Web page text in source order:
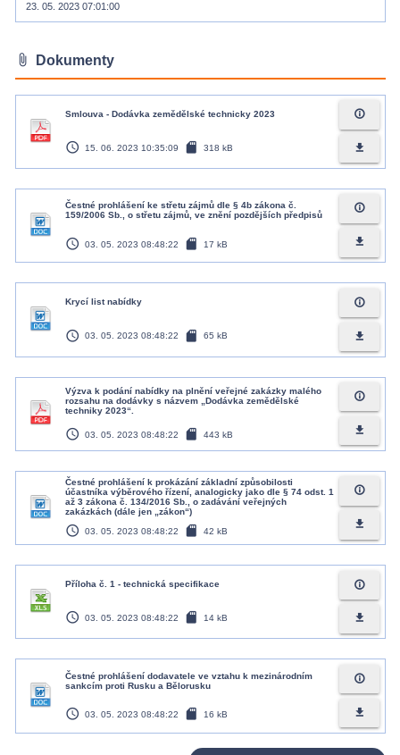
23. 05. 2023 07:01:00
attach_file Dokumenty
Smlouva - Dodávka zemědělské technicky 2023
access_time 15. 06. 2023 10:35:09 sd_card 318 kB
info_outline
file_download
Čestné prohlášení ke střetu zájmů dle § 4b zákona č.
159/2006 Sb., o střetu zájmů, ve znění pozdějších předpisů
access_time 03. 05. 2023 08:48:22 sd_card 17 kB
info_outline
file_download
Krycí list nabídky
access_time 03. 05. 2023 08:48:22 sd_card 65 kB
info_outline
file_download
Výzva k podání nabídky na plnění veřejné zakázky malého
rozsahu na dodávky s názvem „Dodávka zemědělské
techniky 2023“.
access_time 03. 05. 2023 08:48:22 sd_card 443 kB
info_outline
file_download
Čestné prohlášení k prokázání základní způsobilosti
účastníka výběrového řízení, analogicky jako dle § 74 odst. 1
až 3 zákona č. 134/2016 Sb., o zadávání veřejných
zakázkách (dále jen „zákon“)
access_time 03. 05. 2023 08:48:22 sd_card 42 kB
info_outline
file_download
Příloha č. 1 - technická specifikace
access_time 03. 05. 2023 08:48:22 sd_card 14 kB
info_outline
file_download
Čestné prohlášení dodavatele ve vztahu k mezinárodním
sankcím proti Rusku a Bělorusku
access_time 03. 05. 2023 08:48:22 sd_card 16 kB
info_outline
file_download